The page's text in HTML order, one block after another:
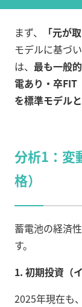
まず、 「元が
モデルに基づ
は、 最も一般
電あり・卒FIT
を標準モデル
分析1：変
格）
蓄電池の経済
す。
1. 初期投資（
2025年現在も